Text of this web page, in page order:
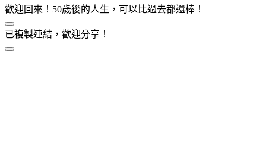
歡迎回來！50歲後的人生，可以比過去都還棒！
已複製連結，歡迎分享！